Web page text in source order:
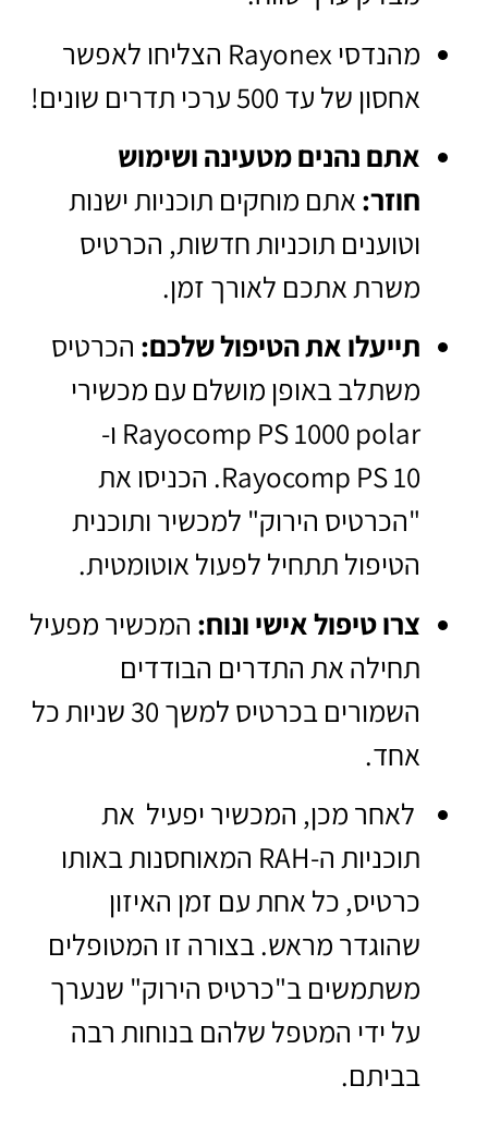
מהנדסי Rayonex הצליחו לאפשר
אחסון של עד 500 ערכי תדרים שונים!
אתם נהנים מטעינה ושימוש
חוזר:אתם מוחקים תוכניות ישנות
וטוענים תוכניות חדשות, הכרטיס
משרת אתכם לאורך זמן.
תייעלו את הטיפול שלכם: הכרטיס
משתלב באופן מושלם עם מכשירי
Rayocomp PS 1000 polar ו-
Rayocomp PS 10. הכניסו את
"הכרטיס הירוק" למכשיר ותוכנית
הטיפול תתחיל לפעול אוטומטית.
צרו טיפול אישי ונוח: המכשיר מפעיל
תחילה את התדרים הבודדים
השמורים בכרטיס למשך 30 שניות כל
אחד.
לאחר מכן, המכשיר יפעיל את
תוכניות ה-RAH המאוחסנות באותו
כרטיס, כל אחת עם זמן האיזון
שהוגדר מראש. בצורה זו המטופלים
משתמשים ב"כרטיס הירוק" שנערך
על ידי המטפל שלהם בנוחות רבה
בביתם.